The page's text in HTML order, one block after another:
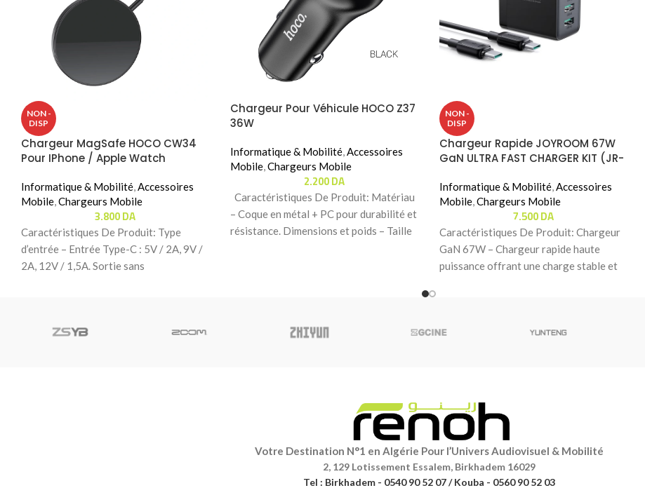
NON -
DISP
Chargeur MagSafe HOCO CW34
Pour IPhone / Apple Watch
Informatique & Mobilité Accessoires
Mobile Chargeurs Mobile
3.800DA
Caractéristiques De Produit: Type
d’entrée – Entrée Type-C : 5V / 2A, 9V /
2A, 12V / 1,5A. Sortie sans
Chargeur Pour Véhicule HOCO Z37
36W
Informatique & Mobilité Accessoires
Mobile Chargeurs Mobile
2.200DA
Caractéristiques De Produit: Matériau
– Coque en métal + PC pour durabilité et
résistance. Dimensions et poids – Taille
NON -
DISP
Chargeur Rapide JOYROOM 67W
GaN ULTRA FAST CHARGER KIT (JR-
Informatique & Mobilité Accessoires
Mobile Chargeurs Mobile
7.500DA
Caractéristiques De Produit:‬‬ Chargeur
GaN 67W – Chargeur rapide haute
puissance offrant une charge stable et
Votre Destination N°1 en Algérie Pour l’Univers Audiovisuel & Mobilité
2, 129 Lotissement Essalem, Birkhadem 16029
Tel : Birkhadem - 0540 90 52 07 / Kouba - 0560 90 52 03